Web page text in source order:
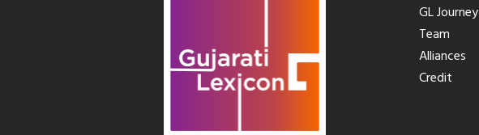
GL Journey
Team
Alliances
Credit